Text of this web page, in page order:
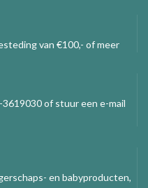
van €100,- of meer
of stuur een e-mail
en babyproducten,